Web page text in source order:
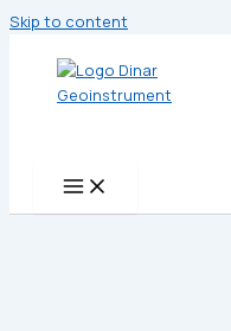
Skip to content